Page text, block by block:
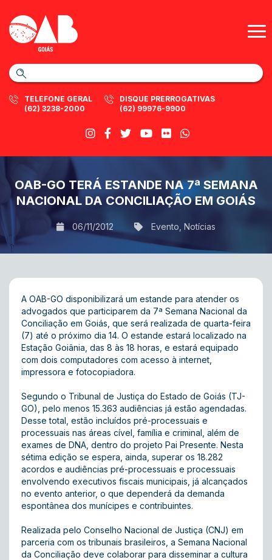
TELEFONE GERAL
(62) 3238-2000
DISQUE PRERROGATIVAS
(62) 99976-9900
OAB-GO TERÁ ESTANDE NA 7ª SEMANA
NACIONAL DA CONCILIAÇÃO EM GOIÁS
06/11/2012 Evento Notícias
A OAB-GO disponibilizará um estande para atender os
advogados que participarem da 7ª Semana Nacional da
Conciliação em Goiás, que será realizada de quarta-feira
(7) até o próximo dia 14. O estande estará localizado na
Estação Goiânia, das 8 às 18 horas, e estará equipado
com dois computadores com acesso à internet,
impressora e fotocopiadora.
Segundo o Tribunal de Justiça do Estado de Goiás (TJ-
GO), pelo menos 15.363 audiências já estão agendadas.
Desse total, estão incluídos pré-processuais e
processuais nas áreas cível, família e criminal, além de
exames de DNA, dentro do projeto Pai Presente. Nesta
sétima edição se espera, ainda, superar os 18.282
acordos e audiências pré-processuais e processuais
envolvendo executivos fiscais municipais, já alcançados
no evento anterior, o que dependerá da demanda
espontânea dos munícipes e contribuintes.
Realizada pelo Conselho Nacional de Justiça (CNJ) em
parceria com os tribunais brasileiros, a Semana Nacional
da Conciliação deve colaborar para disseminar a cultura